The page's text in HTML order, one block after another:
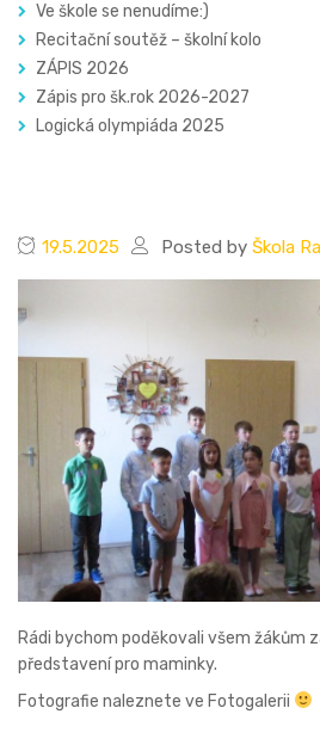
Ve škole se nenudíme:)
Recitační soutěž – školní kolo
ZÁPIS 2026
Zápis pro šk.rok 2026-2027
Logická olympiáda 2025
19.5.2025 Posted by Škola
Rádi bychom poděkovali všem žákům
představení pro maminky.
Fotografie naleznete ve Fotogalerii